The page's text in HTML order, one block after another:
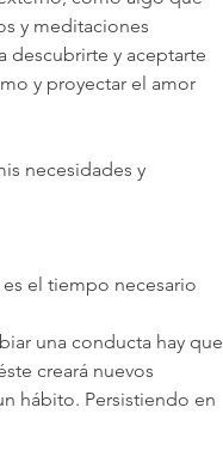
y meditaciones
descubrirte y aceptarte
y proyectar el amor
necesidades y
el tiempo necesario
una conducta hay que
creará nuevos
hábito. Persistiendo en